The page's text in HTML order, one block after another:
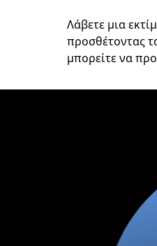
Λάβετε μια
προσθέτοντας
μπορείτε να